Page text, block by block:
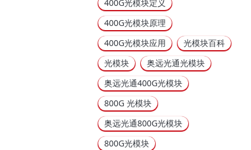
400G光模块定义
400G光模块原理
400G光模块应用
光模块百科
光模块
奥远光通光模块
奥远光通400G光模块
800G 光模块
奥远光通800G光模块
800G光模块